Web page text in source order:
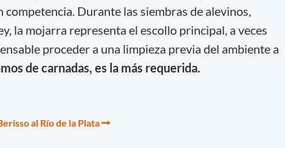
competencia. Durante las siembras de alevinos,
la mojarra representa el escollo principal, a veces
proceder a una limpieza previa del ambiente a
de carnadas, es la más requerida.
al Río de la Plata